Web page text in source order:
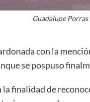
Guadalupe
con la
se pospuso
la finalidad de